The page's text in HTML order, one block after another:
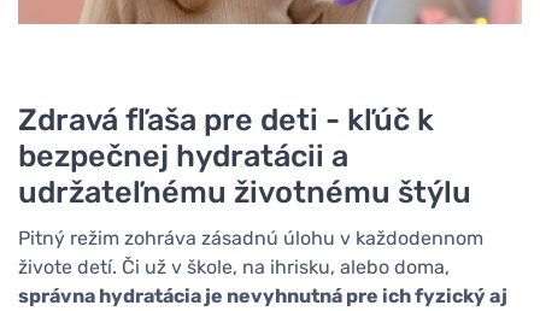
Zdravá fľaša pre deti - kľúč k
bezpečnej hydratácii a
udržateľnému životnému štýlu
Pitný režim zohráva zásadnú úlohu v každodennom
živote detí. Či už v škole, na ihrisku, alebo doma,
správna hydratácia je nevyhnutná pre ich fyzický aj